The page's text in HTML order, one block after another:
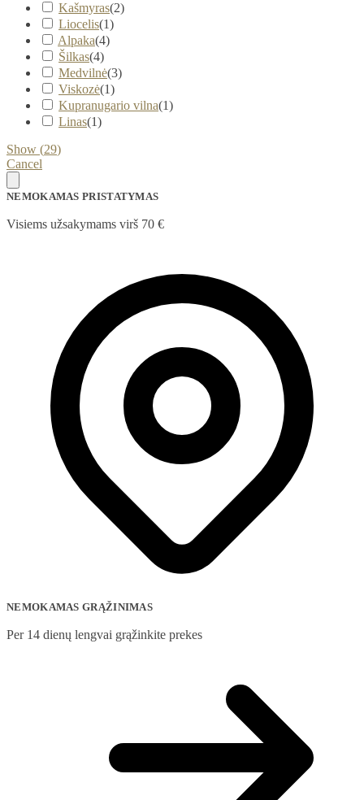
Kašmyras(2)
Liocelis(1)
Alpaka(4)
Šilkas(4)
Medvilnė(3)
Viskozė(1)
Kupranugario vilna(1)
Linas(1)
Show (29)
Cancel
NEMOKAMAS PRISTATYMAS
Visiems užsakymams virš 70 €
NEMOKAMAS GRĄŽINIMAS
Per 14 dienų lengvai grąžinkite prekes